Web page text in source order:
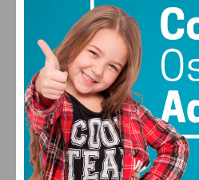
30°
SEX
28
SÁB